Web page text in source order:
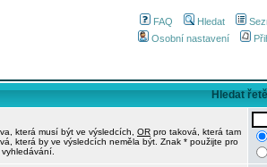
FAQ Hledat
Osobní nastavení
Hledat
která musí být ve výsledcích, OR pro taková, která tam
která by ve výsledcích neměla být. Znak * použijte pro